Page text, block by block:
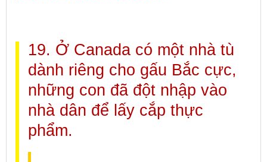
19. Ở Canada có một nhà tù
dành riêng cho gấu Bắc cực,
những con đã đột nhập vào
nhà dân để lấy cắp thực
phẩm.